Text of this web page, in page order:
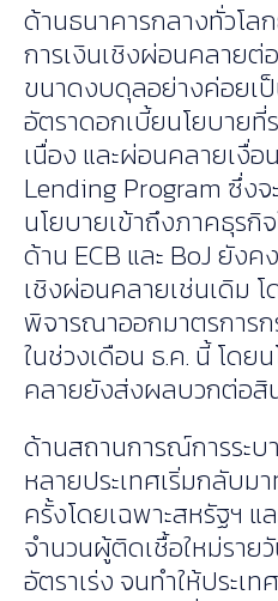
ด้านธนาคารกลางทั่วโล
การเงินเชิงผ่อนคลายต่
ขนาดงบดุลอย่างค่อยเ
อัตราดอกเบี้ยนโยบายที่
เนื่อง และผ่อนคลายเงื่
Lending Program ซึ่งจ
นโยบายเข้าถึงภาคธุรกิ
ด้าน ECB และ BoJ ยังค
เชิงผ่อนคลายเช่นเดิม โ
พิจารณาออกมาตรการ
ในช่วงเดือน ธ.ค. นี้ โดย
คลายยังส่งผลบวกต่อสิ
ด้านสถานการณ์การระบ
หลายประเทศเริ่มกลับม
ครั้งโดยเฉพาะสหรัฐฯ แ
จำนวนผู้ติดเชื้อใหม่ราย
อัตราเร่ง จนทำให้ประเ